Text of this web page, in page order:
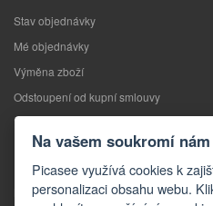
Stav objednávky
Mé objednávky
Výměna zboží
Odstoupení od kupní smlouvy
Reklamace
KONTAKTY
Kontakty
Na vašem soukromí
Picasee využívá cookies k
personalizaci obsahu webu.